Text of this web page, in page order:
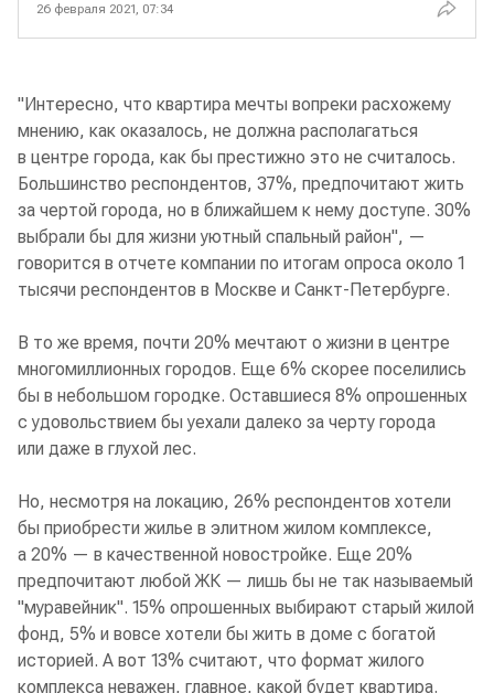
26 февраля 2021, 07:34
"Интересно, что квартира мечты вопреки расхожему
мнению, как оказалось, не должна располагаться
в центре города, как бы престижно это не считалось.
Большинство респондентов, 37%, предпочитают жить
за чертой города, но в ближайшем к нему доступе. 30%
выбрали бы для жизни уютный спальный район", —
говорится в отчете компании по итогам опроса около 1
тысячи респондентов в Москве и Санкт-Петербурге.
В то же время, почти 20% мечтают о жизни в центре
многомиллионных городов. Еще 6% скорее поселились
бы в небольшом городке. Оставшиеся 8% опрошенных
с удовольствием бы уехали далеко за черту города
или даже в глухой лес.
Но, несмотря на локацию, 26% респондентов хотели
бы приобрести жилье в элитном жилом комплексе,
а 20% — в качественной новостройке. Еще 20%
предпочитают любой ЖК — лишь бы не так называемый
"муравейник". 15% опрошенных выбирают старый жилой
фонд, 5% и вовсе хотели бы жить в доме с богатой
историей. А вот 13% считают, что формат жилого
комплекса неважен, главное, какой будет квартира.